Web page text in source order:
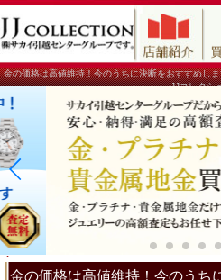
金の価格は高値維持！今のうちに決断をおすすめし
JJコレクシ
金の価格は高値維持！今のうちに決断をおすすめします！